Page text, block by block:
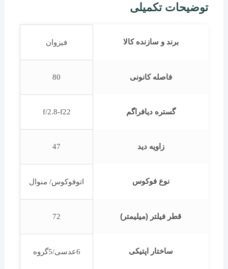
توضیحات تکمیلی
برند و سازنده کالا فیزوان
فاصله کانونی 80
گستره دیافراگم f/2.8-f22
زاویه دید 47
نوع فوکوس اتوفوکوس/ منوال
قطر فیلتر (میلیمتر) 72
ساختار اپتیکی 6عدسی/5گروه